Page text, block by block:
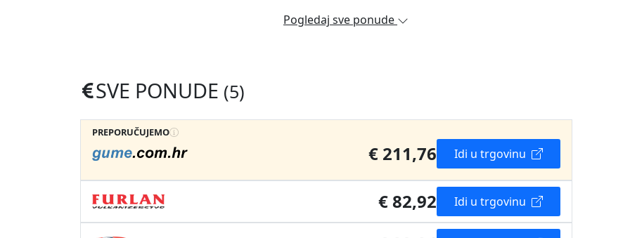
Pogledaj sve ponude
SVE PONUDE (5)
PREPORUČUJEMO
€ 211,76 Idi u trgovinu
€ 82,92 Idi u trgovinu